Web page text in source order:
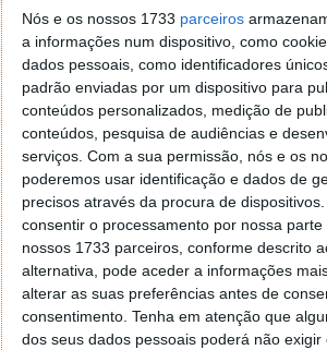
Nós e os nossos 1733 parceiros
a informações num dispositivo, como
dados pessoais, como identificadores
padrão enviadas por um dispositivo para
conteúdos personalizados, medição de
conteúdos, pesquisa de audiências e
serviços. Com a sua permissão, nós e os
poderemos usar identificação e dados de
precisos através da procura de
consentir o processamento por nossa
nossos 1733 parceiros, conforme descrito
alternativa, pode aceder a informações
alterar as suas preferências antes de
consentimento. Tenha em atenção que
dos seus dados pessoais poderá não exigir